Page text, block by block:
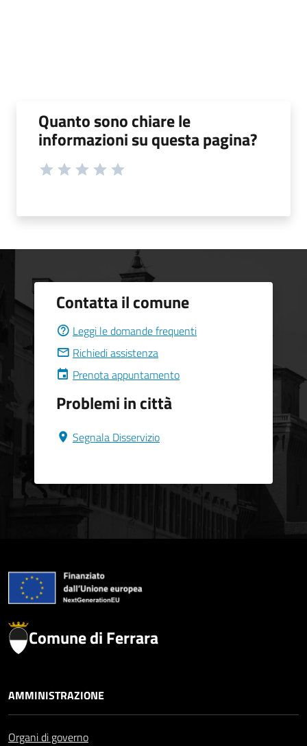
Quanto sono chiare le
informazioni su questa pagina?
Contatta il comune
Leggi le domande frequenti
Richiedi assistenza
Prenota appuntamento
Problemi in città
Segnala Disservizio
Comune di Ferrara
AMMINISTRAZIONE
Organi di governo